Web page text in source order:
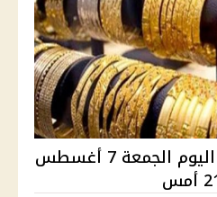
سعر الذهب في مصر اليوم الجمعة 7 أغسطس